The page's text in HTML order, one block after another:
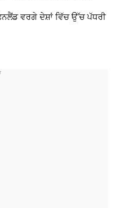
ਵਰਗੇ ਦੇਸ਼ਾਂ ਵਿੱਚ ਉੱਚ ਪੱਧਰੀ